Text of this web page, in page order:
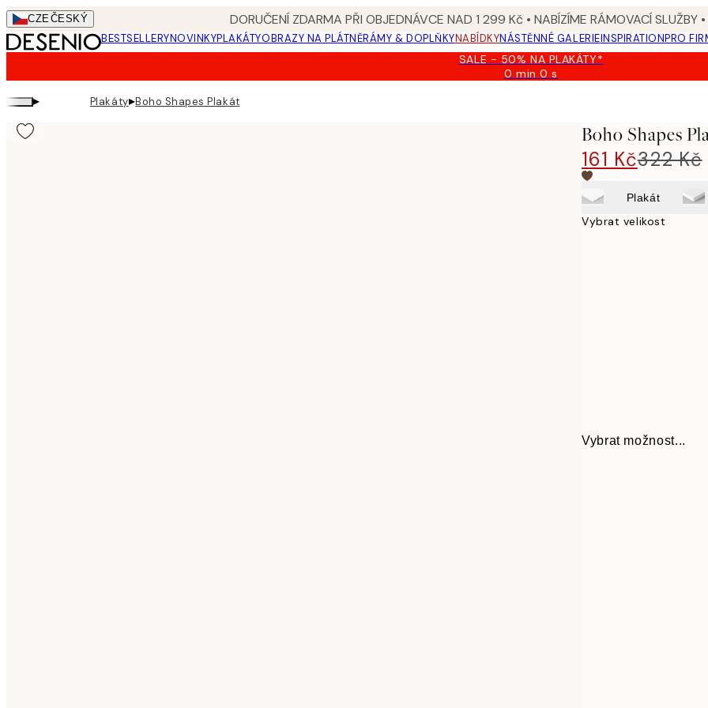
Skip
to
main
CZEČESKÝ DORUČENÍ ZDARMA PŘI OBJEDNÁVCE NAD 1 299 Kč • NABÍZÍME RÁMOVACÍ SLUŽBY
BESTSELLERYNOVINKYPLAKÁTYOBRAZY NA PLÁTNĚRÁMY & DOPLŇKYNABÍDKYNÁSTĚNNÉ GALERIEINSPIRATIONPRO
SALE - 50% NA PLAKÁTY*
0 min0 s
Platné
▸ Plakáty▸Boho Shapes Plakát
Boho Shapes
161 Kč322 Kč
Plakát
Vybrat velikost
Vybrat možnost...